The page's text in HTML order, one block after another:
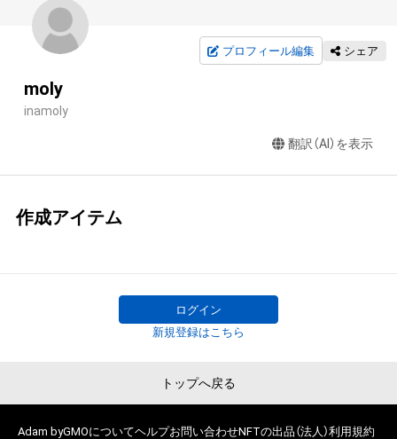
プロフィール編集 シェア
moly
inamoly
翻訳（AI）を表示
作成アイテム
ログイン
新規登録はこちら
トップへ戻る
Adam byGMOについてヘルプお問い合わせNFTの出品（法人）利用規約